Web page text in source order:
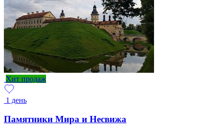
Хит продаж
1 день
Памятники Мира и Несвижа